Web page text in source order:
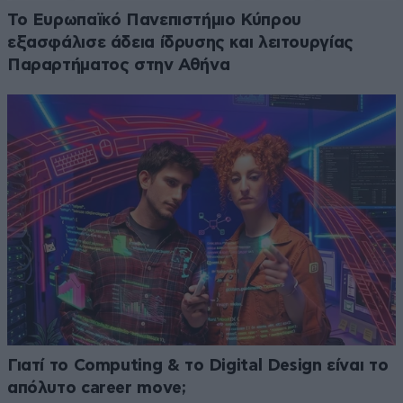
Το Ευρωπαϊκό Πανεπιστήμιο Κύπρου
εξασφάλισε άδεια ίδρυσης και λειτουργίας
Παραρτήματος στην Αθήνα
Γιατί το Computing & το Digital Design είναι το
απόλυτο career move;